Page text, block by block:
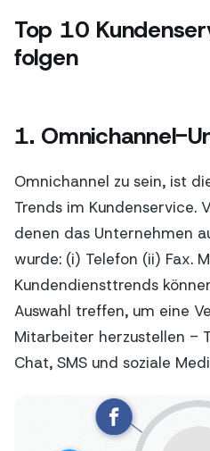
Top 10
folgen
1. Omnichannel-
Omnichannel zu sein, ist
Trends im Kundenservice.
denen das Unternehmen
wurde: (i) Telefon (ii) Fax.
Kundendiensttrends
Auswahl treffen, um eine
Mitarbeiter herzustellen -
Chat, SMS und soziale